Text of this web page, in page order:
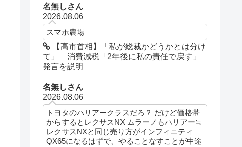
名無しさん
2026.08.06
スマホ農場
【高市首相】「私が総裁かどうかとは分け
て」 消費減税「2年後に私の責任で戻す」
発言を説明
名無しさん
2026.08.06
トヨタのハリアークラスだろ？ だけど価格帯
からするとレクサスNX ムラーノもハリアー≒
レクサスNXと同じ売り方がインフィニティ
QX65になるはずで、やることなすことが中途